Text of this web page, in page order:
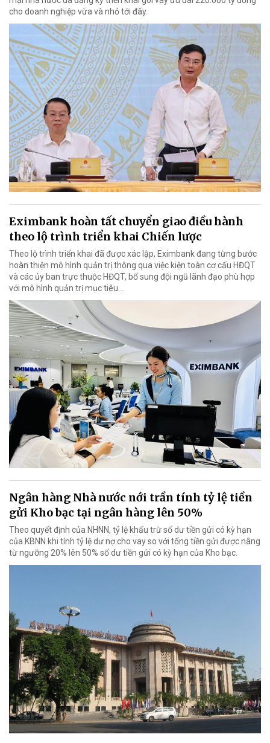
cho doanh nghiệp vừa và nhỏ tới đây.
Eximbank hoàn tất chuyển giao điều hành
theo lộ trình triển khai Chiến lược
Theo lộ trình triển khai đã được xác lập, Eximbank đang từng bước
hoàn thiện mô hình quản trị thông qua việc kiện toàn cơ cấu HĐQT
và các ủy ban trực thuộc HĐQT, bổ sung đội ngũ lãnh đạo phù hợp
với mô hình quản trị mục tiêu...
Ngân hàng Nhà nước nới trần tính tỷ lệ tiền
gửi Kho bạc tại ngân hàng lên 50%
Theo quyết định của NHNN, tỷ lệ khấu trừ số dư tiền gửi có kỳ hạn
của KBNN khi tính tỷ lệ dư nợ cho vay so với tổng tiền gửi được nâng
từ ngưỡng 20% lên 50% số dư tiền gửi có kỳ hạn của Kho bạc.